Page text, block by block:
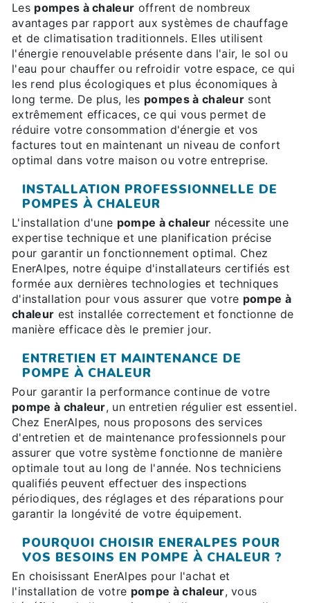
Les pompes à chaleur offrent de nombreux
avantages par rapport aux systèmes de chauffage
et de climatisation traditionnels. Elles utilisent
l'énergie renouvelable présente dans l'air, le sol ou
l'eau pour chauffer ou refroidir votre espace, ce qui
les rend plus écologiques et plus économiques à
long terme. De plus, les pompes à chaleur sont
extrêmement efficaces, ce qui vous permet de
réduire votre consommation d'énergie et vos
factures tout en maintenant un niveau de confort
optimal dans votre maison ou votre entreprise.
INSTALLATION PROFESSIONNELLE DE
POMPES À CHALEUR
L'installation d'une pompe à chaleur nécessite une
expertise technique et une planification précise
pour garantir un fonctionnement optimal. Chez
EnerAlpes, notre équipe d'installateurs certifiés est
formée aux dernières technologies et techniques
d'installation pour vous assurer que votre pompe à
chaleur est installée correctement et fonctionne de
manière efficace dès le premier jour.
ENTRETIEN ET MAINTENANCE DE
POMPE À CHALEUR
Pour garantir la performance continue de votre
pompe à chaleur, un entretien régulier est essentiel.
Chez EnerAlpes, nous proposons des services
d'entretien et de maintenance professionnels pour
assurer que votre système fonctionne de manière
optimale tout au long de l'année. Nos techniciens
qualifiés peuvent effectuer des inspections
périodiques, des réglages et des réparations pour
garantir la longévité de votre équipement.
POURQUOI CHOISIR ENERALPES POUR
VOS BESOINS EN POMPE À CHALEUR ?
En choisissant EnerAlpes pour l'achat et
l'installation de votre pompe à chaleur, vous